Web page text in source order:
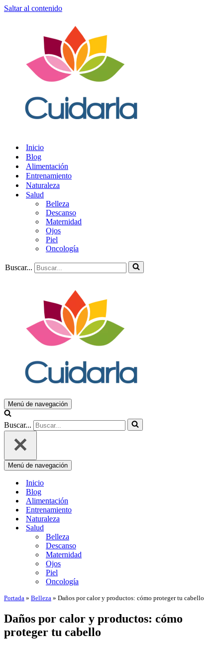
Saltar al contenido
Inicio
Blog
Alimentación
Entrenamiento
Naturaleza
Salud
Belleza
Descanso
Maternidad
Ojos
Piel
Oncología
Buscar...
Menú de navegación
Buscar...
Menú de navegación
Inicio
Blog
Alimentación
Entrenamiento
Naturaleza
Salud
Belleza
Descanso
Maternidad
Ojos
Piel
Oncología
Portada » Belleza » Daños por calor y productos: cómo proteger tu cabello
Daños por calor y productos: cómo
proteger tu cabello